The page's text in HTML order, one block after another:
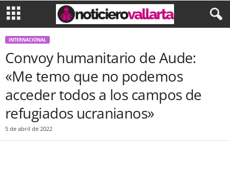
INTERNACIONAL
Convoy humanitario de Aude:
«Me temo que no podemos
acceder todos a los campos de
refugiados ucranianos»
5 de abril de 2022